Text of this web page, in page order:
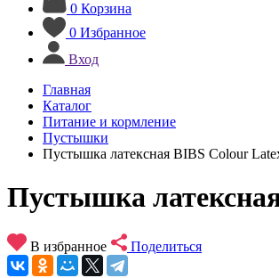
0 Корзина
0 Избранное
Вход
Главная
Каталог
Питание и кормление
Пустышки
Пустышка латексная BIBS Colour
Пустышка
В избранное Поделиться